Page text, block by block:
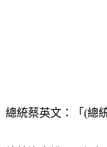
總統蔡英文：「(總